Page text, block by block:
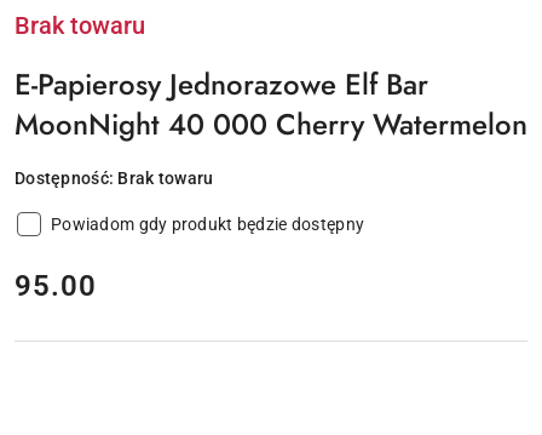
Brak towaru
E-Papierosy Jednorazowe Elf Bar
MoonNight 40 000 Cherry Watermelon
Dostępność: Brak towaru
Powiadom gdy produkt będzie dostępny
cena:
95.00